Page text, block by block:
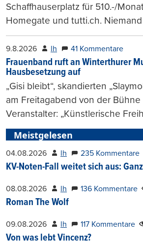
Schaffhauserplatz für 510.-/
Homegate und tutti.ch.
9.8.2026 lh 41 Kommentare
Frauenband ruft an Winterthurer
Hausbesetzung auf
„Gisi bleibt“, skandierten
am Freitagabend von der Bühne
Veranstalter: „Künstlerische
Meistgelesen
04.08.2026 lh 235 Kommentare
KV-Noten-Fall weitet sich aus:
08.08.2026 lh 136 Kommentare
Roman The Wolf
09.08.2026 lh 117 Kommentare
Von was lebt Vincenz?